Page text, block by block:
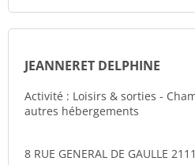
JEANNERET DELPHINE
Activité : Loisirs & sorties -
autres hébergements
8 RUE GENERAL DE GAULLE